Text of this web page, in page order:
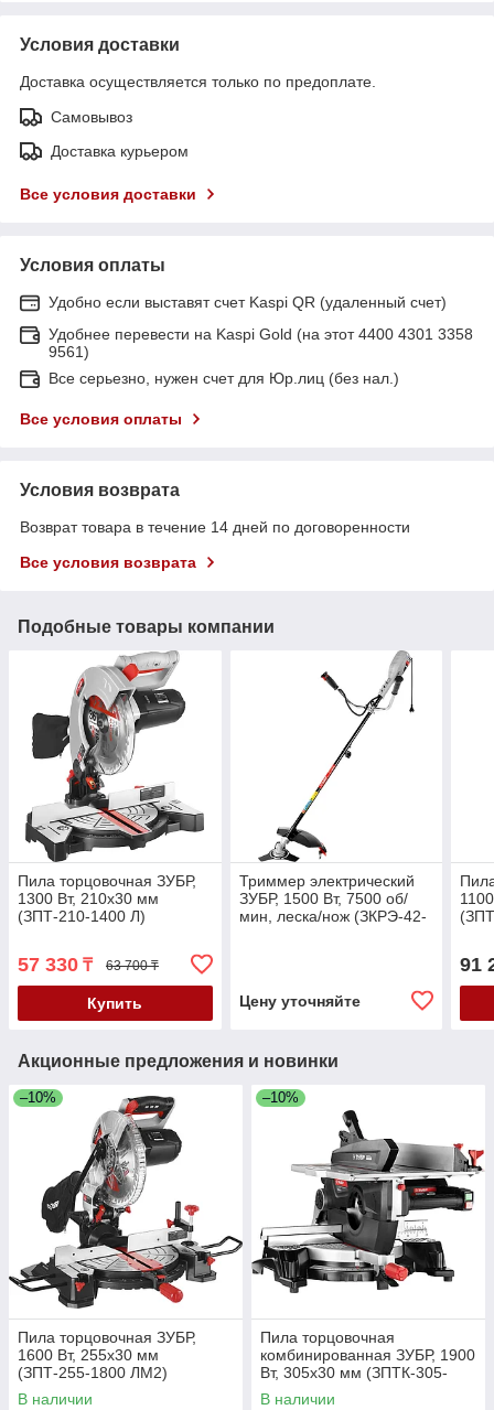
Условия доставки
Доставка осуществляется только по предоплате.
Самовывоз
Доставка курьером
Все условия доставки
Условия оплаты
Удобно если выставят счет Kaspi QR (удаленный счет)
Удобнее перевести на Kaspi Gold (на этот 4400 4301 3358
9561)
Все серьезно, нужен счет для Юр.лиц (без нал.)
Все условия оплаты
Условия возврата
Возврат товара в течение 14 дней по договоренности
Все условия возврата
Подобные товары компании
Пила торцовочная ЗУБР,
1300 Вт, 210х30 мм
(ЗПТ-210-1400 Л)
57 330 ₸ 63 700 ₸
Купить
Триммер электрический
ЗУБР, 1500 Вт, 7500 об/
мин, леска/нож (ЗКРЭ-42-
Цену уточняйте
91
Акционные предложения и новинки
–10%
Пила торцовочная ЗУБР,
1600 Вт, 255х30 мм
(ЗПТ-255-1800 ЛМ2)
В наличии
–10%
Пила торцовочная
комбинированная ЗУБР, 1900
Вт, 305х30 мм (ЗПТК-305-
1900)
В наличии